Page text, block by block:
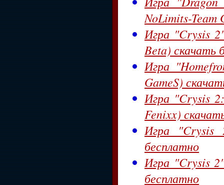
NoLimits-Team
Игра "Crysis
Beta) скачать
Игра
GameS)
Игра "Crysis
Fenixx)
Игра "Crysis
бесплатно
Игра "Crysis
бесплатно